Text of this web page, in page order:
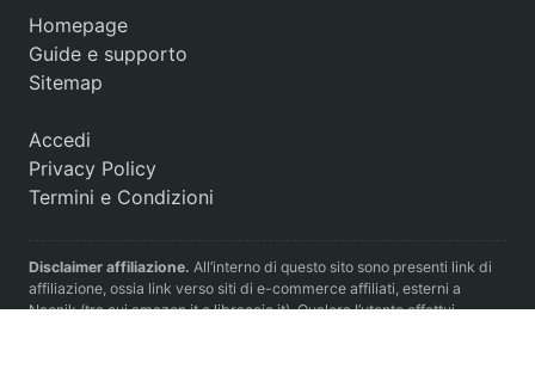
Homepage
Guide e supporto
Sitemap
Accedi
Privacy Policy
Termini e Condizioni